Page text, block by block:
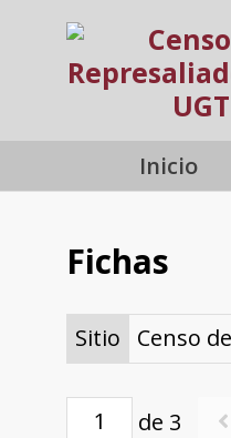
Inicio
Fichas
Sitio Censo
de 3